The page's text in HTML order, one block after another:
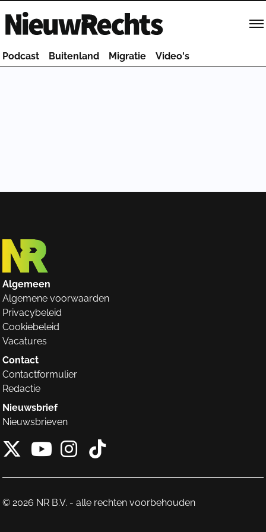
Homepage van NieuwRechts
Podcast Buitenland Migratie Video's
Algemeen
Algemene voorwaarden
Privacybeleid
Cookiebeleid
Vacatures
Contact
Contactformulier
Redactie
Nieuwsbrief
Nieuwsbrieven
X van NieuwRechts
Instagram van
Tiktok van
© 2026 NR B.V. - alle rechten voorbehouden